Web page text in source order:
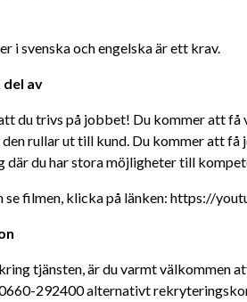
i svenska och engelska är ett krav.
del av
du trivs på jobbet! Du kommer att
rullar ut till kund. Du kommer att
där du har stora möjligheter till
se filmen, klicka på länken: https://
tjänsten, är du varmt välkommen
292400 alternativt